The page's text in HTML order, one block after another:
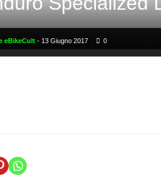
eBikeCult - 13 Giugno 2017 0